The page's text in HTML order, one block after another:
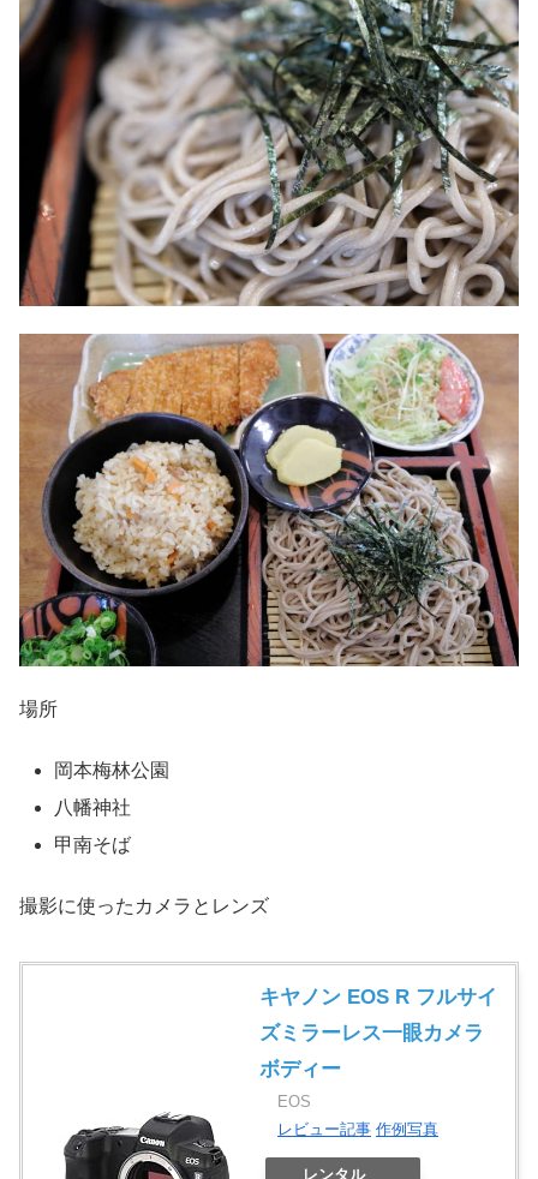
場所
岡本梅林公園
八幡神社
甲南そば
撮影に使ったカメラとレンズ
キヤノン EOS R フルサイ
ズミラーレス一眼カメラ
ボディー
EOS
レビュー記事 作例写真
レンタル